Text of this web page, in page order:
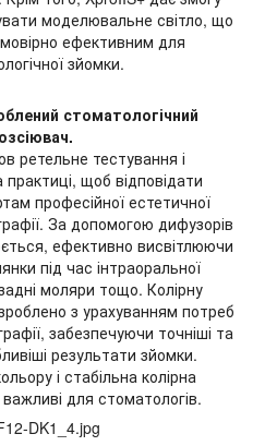
моделювальне світло, що
ефективним для
зйомки.
стоматологічний
ретельне тестування і
щоб відповідати
професійної естетичної
За допомогою дифузорів
ефективно висвітлюючи
під час інтраоральної
моляри тощо. Колірну
з урахуванням потреб
забезпечуючи точніші та
результати зйомки.
і стабільна колірна
для стоматологів.